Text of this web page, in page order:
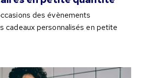
des évènements
cadeaux personnalisés en petite